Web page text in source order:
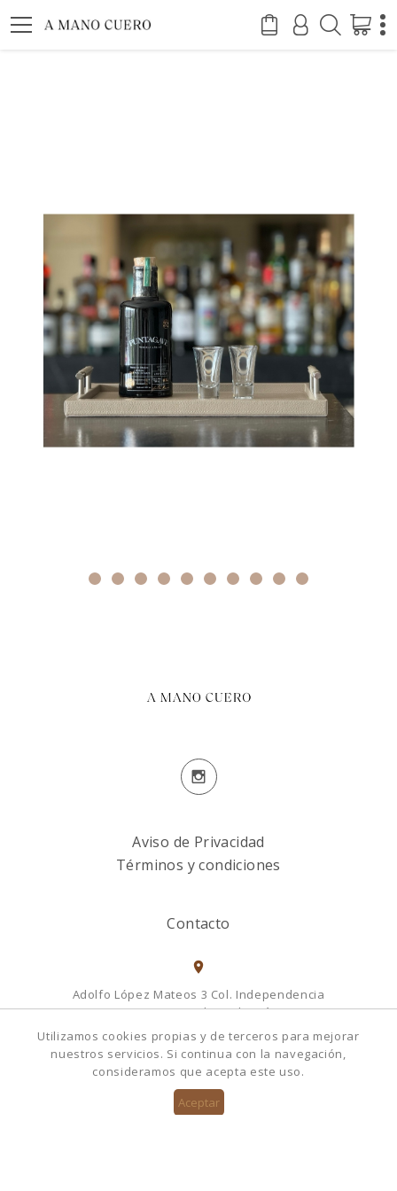
Utilizamos cookies propias y de terceros para mejorar
nuestros servicios. Si continua con la navegación,
consideramos que acepta este uso.
Aviso de Privacidad
Términos y condiciones
Contacto
Adolfo López Mateos 3 Col. Independencia
Municipio Naucalpan de Juárez
Estado de México, 53830
México
5555058080
Llámanos5555058080